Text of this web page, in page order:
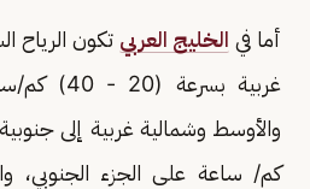
أما في الخليج العربي تكون الرياح
غربية
كم/ ساعة على الجزء الجنوبي،